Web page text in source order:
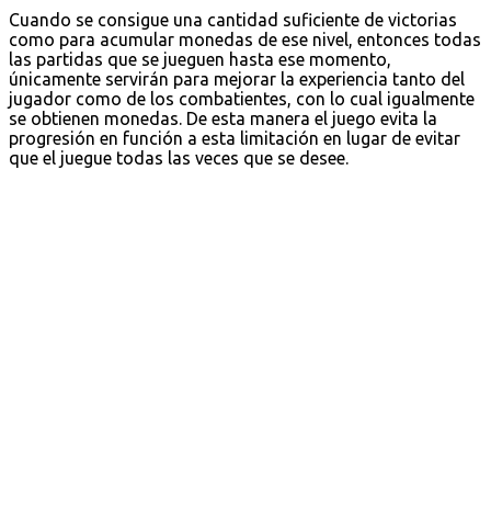
Cuando se consigue una cantidad suficiente de victorias
como para acumular monedas de ese nivel, entonces todas
las partidas que se jueguen hasta ese momento,
únicamente servirán para mejorar la experiencia tanto del
jugador como de los combatientes, con lo cual igualmente
se obtienen monedas. De esta manera el juego evita la
progresión en función a esta limitación en lugar de evitar
que el juegue todas las veces que se desee.